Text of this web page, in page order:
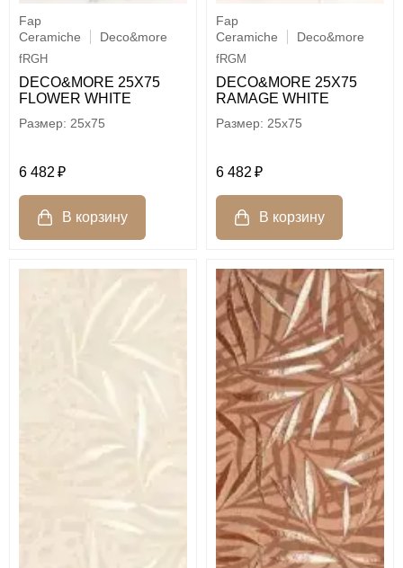
Fap
Ceramiche
Deco&more
fRGH
DECO&MORE 25X75
FLOWER WHITE
25x75
6 482
Fap
Ceramiche
Deco&more
fRGM
DECO&MORE 25X75
RAMAGE WHITE
25x75
6 482